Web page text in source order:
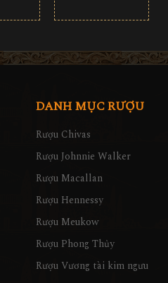
DANH MỤC RƯỢU
Rượu Chivas
Rượu Johnnie Walker
Rượu Macallan
Rượu Hennessy
Rượu Meukow
Rượu Phong Thủy
Rượu Vương tài kim ngưu